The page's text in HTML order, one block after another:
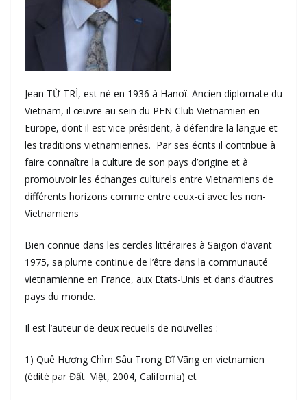
Jean TỪ TRÌ, est né en 1936 à Hanoï. Ancien diplomate du
Vietnam, il œuvre au sein du PEN Club Vietnamien en
Europe, dont il est vice-président, à défendre la langue et
les traditions vietnamiennes. Par ses écrits il contribue à
faire connaître la culture de son pays d’origine et à
promouvoir les échanges culturels entre Vietnamiens de
différents horizons comme entre ceux-ci avec les non-
Vietnamiens
Bien connue dans les cercles littéraires à Saigon d’avant
1975, sa plume continue de l’être dans la communauté
vietnamienne en France, aux Etats-Unis et dans d’autres
pays du monde.
Il est l’auteur de deux recueils de nouvelles :
1) Quê Hương Chìm Sâu Trong Dĩ Vãng en vietnamien
(édité par Đất Việt, 2004, California) et